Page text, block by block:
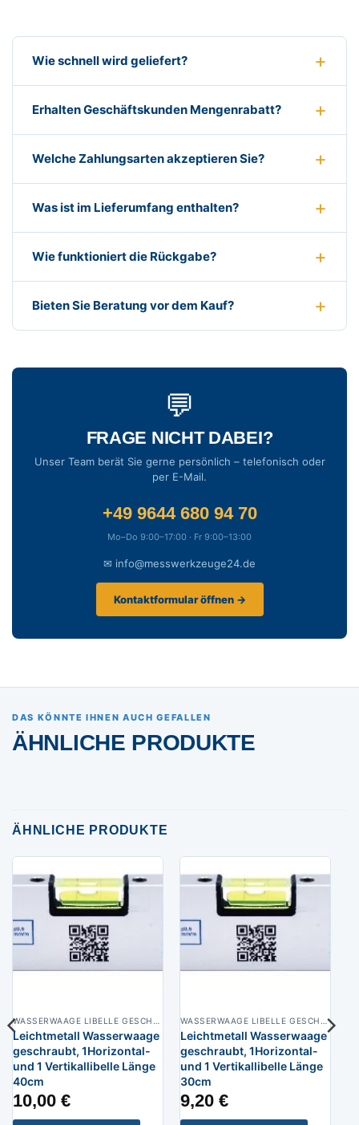
Wie schnell wird geliefert?
Erhalten Geschäftskunden Mengenrabatt?
Welche Zahlungsarten akzeptieren Sie?
Was ist im Lieferumfang enthalten?
Wie funktioniert die Rückgabe?
Bieten Sie Beratung vor dem Kauf?
💬
FRAGE NICHT DABEI?
Unser Team berät Sie gerne persönlich – telefonisch oder
per E-Mail.
+49 9644 680 94 70
Mo–Do 9:00–17:00 · Fr 9:00–13:00
✉ info@messwerkzeuge24.de
Kontaktformular öffnen →
DAS KÖNNTE IHNEN AUCH GEFALLEN
ÄHNLICHE PRODUKTE
ÄHNLICHE PRODUKTE
WASSERWAAGE LIBELLE GESCHRAUBT
Leichtmetall Wasserwaage
geschraubt, 1Horizontal-
und 1 Vertikallibelle Länge
40cm
10,00 €
WASSERWAAGE LIBELLE GESCHRAUBT
Leichtmetall Wasserwaage
geschraubt, 1Horizontal-
und 1 Vertikallibelle Länge
30cm
9,20 €